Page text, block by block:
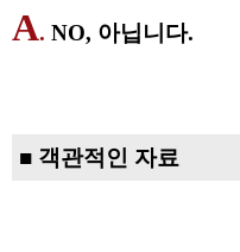
A. NO, 아닙니다.
■ 객관적인 자료